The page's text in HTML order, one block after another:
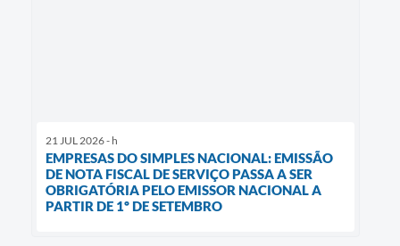
21 JUL 2026 - h
EMPRESAS DO SIMPLES NACIONAL: EMISSÃO
DE NOTA FISCAL DE SERVIÇO PASSA A SER
OBRIGATÓRIA PELO EMISSOR NACIONAL A
PARTIR DE 1º DE SETEMBRO